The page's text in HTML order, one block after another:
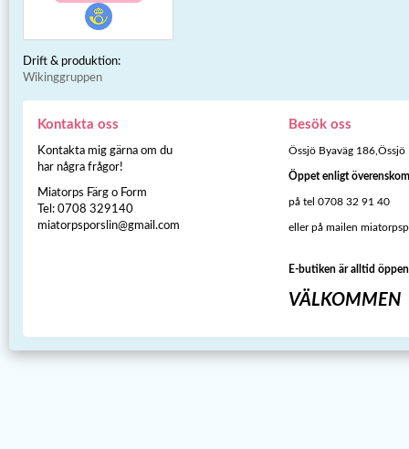
Drift & produktion:
Wikinggruppen
Kontakta oss
Kontakta mig gärna om du
har några frågor!
Miatorps Färg o Form
Tel: 0708 329140
miatorpsporslin@gmail.com
Besök oss
Össjö Byaväg 186,Össjö
Öppet enligt
på tel 0708 32 91 40
eller på mailen
E-butiken är alltid öppen
VÄLKOMMEN